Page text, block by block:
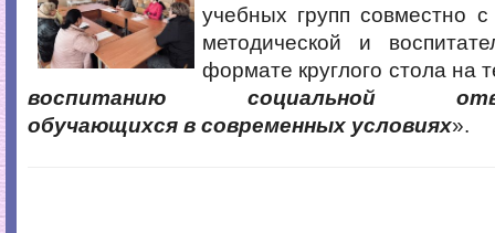
учебных групп совместно
методической и
формате круглого стола на
воспитанию социальной
обучающихся в современных условиях».